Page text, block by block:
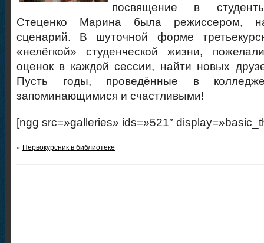
посвящение в
Стеценко Марина была режиссером,
сценарий. В шуточной форме
«нелёгкой» студенческой жизни,
оценок в каждой сессии, найти новых
Пусть годы, проведённые в
запоминающимися и счастливыми!
[ngg src=»galleries» ids=»521″
« Первокурсник в библиотеке